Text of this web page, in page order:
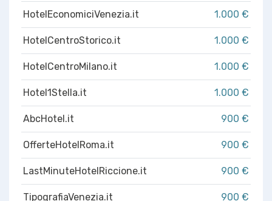
HotelEconomiciVenezia.it 1.000 €
HotelCentroStorico.it 1.000 €
HotelCentroMilano.it 1.000 €
Hotel1Stella.it 1.000 €
AbcHotel.it 900 €
OfferteHotelRoma.it 900 €
LastMinuteHotelRiccione.it 900 €
TipografiaVenezia.it 900 €